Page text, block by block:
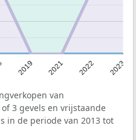
2019 2021 2022 2023
van
3 gevels en vrijstaande
in de periode van 2013 tot